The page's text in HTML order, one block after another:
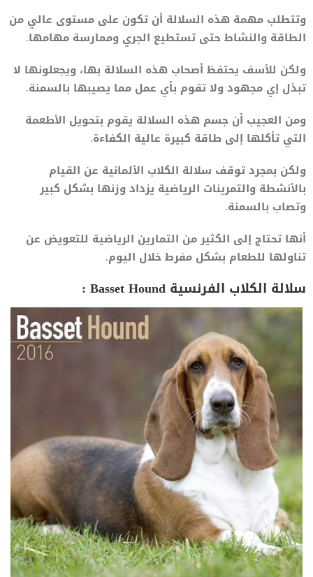
وتتطلب مهمة هذه السلالة أن تكون على مستوى عالي من
الطاقة والنشاط حتى تستطيع الجري وممارسة مهامها.
ولكن للأسف يحتفظ أصحاب هذه السلالة بها، ويجعلونها لا
تبذل إي مجهود ولا تقوم بأي عمل مما يصيبها بالسمنة.
ومن العجيب أن جسم هذه السلالة يقوم بتحويل الأطعمة
التي تأكلها إلى طاقة كبيرة عالية الكفاءة.
ولكن بمجرد توقف سلالة الكلاب الألمانية عن القيام
بالأنشطة والتمرينات الرياضية يزداد وزنها بشكل كبير
وتصاب بالسمنة.
أنها تحتاج إلى الكثير من التمارين الرياضية للتعويض عن
تناولها للطعام بشكل مفرط خلال اليوم.
سلالة الكلاب الفرنسية Basset Hound
: